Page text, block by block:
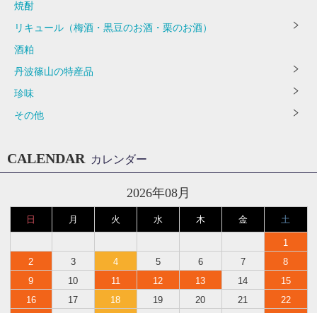
焼酎
リキュール（梅酒・黒豆のお酒・栗のお酒）
酒粕
丹波篠山の特産品
珍味
その他
CALENDAR カレンダー
2026年08月
日 月 火 水 木 金 土
1
2
3 4 5 6 7
8
9
10 11 12 13 14
15
16
17 18 19 20 21
22